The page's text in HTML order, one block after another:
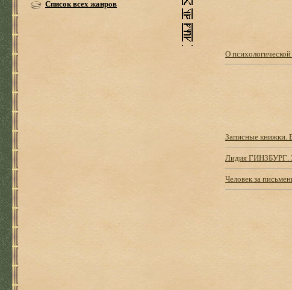
Список всех жанров
О
Записные книжки.
Лидия ГИНЗБУРГ.
Человек за